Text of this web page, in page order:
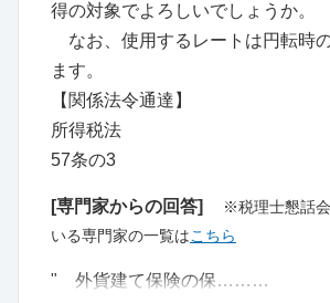
得の対象でよろしいでしょうか。
なお、使用するレートは円転時
ます。
【関係法令通達】
所得税法
57条の3
[専門家からの回答]
※税理士懇話会
いる専門家の一覧はこちら
" 外貨建て保険の保………